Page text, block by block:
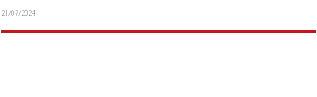
21/07/2024